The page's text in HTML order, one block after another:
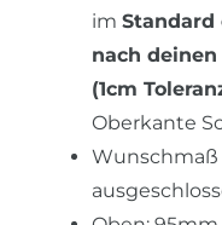
im Standard
nach deinen
(1cm
Oberkante